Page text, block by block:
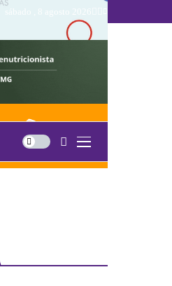
sábado , 8 agosto 2026